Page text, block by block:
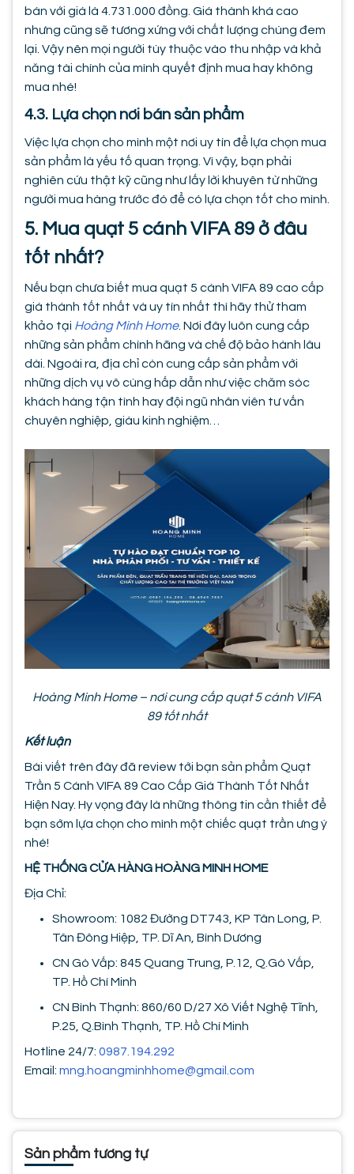
bán với giá là 4.731.000 đồng. Giá thành khá cao
nhưng cũng sẽ tương xứng với chất lượng chúng đem
lại. Vậy nên mọi người tùy thuộc vào thu nhập và khả
năng tài chính của mình quyết định mua hay không
mua nhé!
4.3. Lựa chọn nơi bán sản phẩm
Việc lựa chọn cho mình một nơi uy tín để lựa chọn mua
sản phẩm là yếu tố quan trọng. Vì vậy, bạn phải
nghiên cứu thật kỹ cũng như lấy lời khuyên từ những
người mua hàng trước đó để có lựa chọn tốt cho mình.
5. Mua quạt 5 cánh VIFA 89 ở đâu
tốt nhất?
Nếu bạn chưa biết mua quạt 5 cánh VIFA 89 cao cấp
giá thành tốt nhất và uy tín nhất thì hãy thử tham
khảo tại Hoàng Minh Home. Nơi đây luôn cung cấp
những sản phẩm chính hãng và chế độ bảo hành lâu
dài. Ngoài ra, địa chỉ còn cung cấp sản phẩm với
những dịch vụ vô cùng hấp dẫn như việc chăm sóc
khách hàng tận tình hay đội ngũ nhân viên tư vấn
chuyên nghiệp, giàu kinh nghiệm…
Hoàng Minh Home – nơi cung cấp quạt 5 cánh VIFA
89 tốt nhất
Kết luận
Bài viết trên đây đã review tới bạn sản phẩm Quạt
Trần 5 Cánh VIFA 89 Cao Cấp Giá Thành Tốt Nhất
Hiện Nay. Hy vọng đây là những thông tin cần thiết để
bạn sớm lựa chọn cho mình một chiếc quạt trần ưng ý
nhé!
HỆ THỐNG CỬA HÀNG HOÀNG MINH HOME
Địa Chỉ:
Showroom: 1082 Đường DT743, KP Tân Long, P.
Tân Đông Hiệp, TP. Dĩ An, Bình Dương
CN Gò Vấp: 845 Quang Trung, P.12, Q.Gò Vấp,
TP. Hồ Chí Minh
CN Bình Thạnh: 860/60 D/27 Xô Viết Nghệ Tĩnh,
P.25, Q.Bình Thạnh, TP. Hồ Chí Minh
Hotline 24/7: 0987.194.292
Email: mng.hoangminhhome@gmail.com
Sản phẩm tương tự